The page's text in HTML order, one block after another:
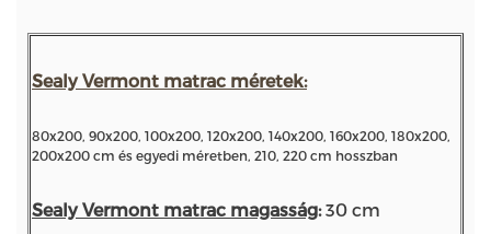
Sealy Vermont matrac méretek:
80x200, 90x200, 100x200, 120x200, 140x200, 160x200, 180x200,
200x200 cm és egyedi méretben, 210, 220 cm hosszban
Sealy Vermont matrac magasság:30 cm